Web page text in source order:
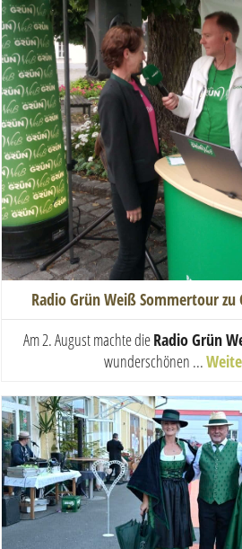
Radio Grün Weiß Sommertour
Am 2. August machte dieRadio Grün
wunderschönen ...